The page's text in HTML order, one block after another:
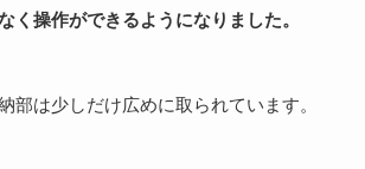
く操作ができるようになりました。
部は少しだけ広めに取られています。